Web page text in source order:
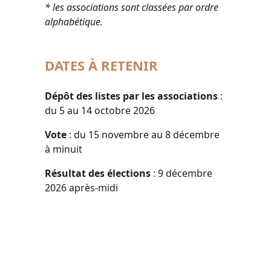
* les associations sont classées par ordre
alphabétique.
DATES À RETENIR
Dépôt des listes par les associations :
du 5 au 14 octobre 2026
Vote : du 15 novembre au 8 décembre
à minuit
Résultat des élections : 9 décembre
2026 après-midi